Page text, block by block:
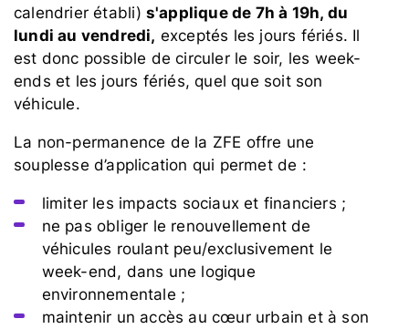
calendrier établi) s'applique de 7h à 19h, du
lundi au vendredi, exceptés les jours fériés. Il
est donc possible de circuler le soir, les week-
ends et les jours fériés, quel que soit son
véhicule.
La non-permanence de la ZFE offre une
souplesse d’application qui permet de :
limiter les impacts sociaux et financiers ;
ne pas obliger le renouvellement de
véhicules roulant peu/exclusivement le
week-end, dans une logique
environnementale ;
maintenir un accès au cœur urbain et à son